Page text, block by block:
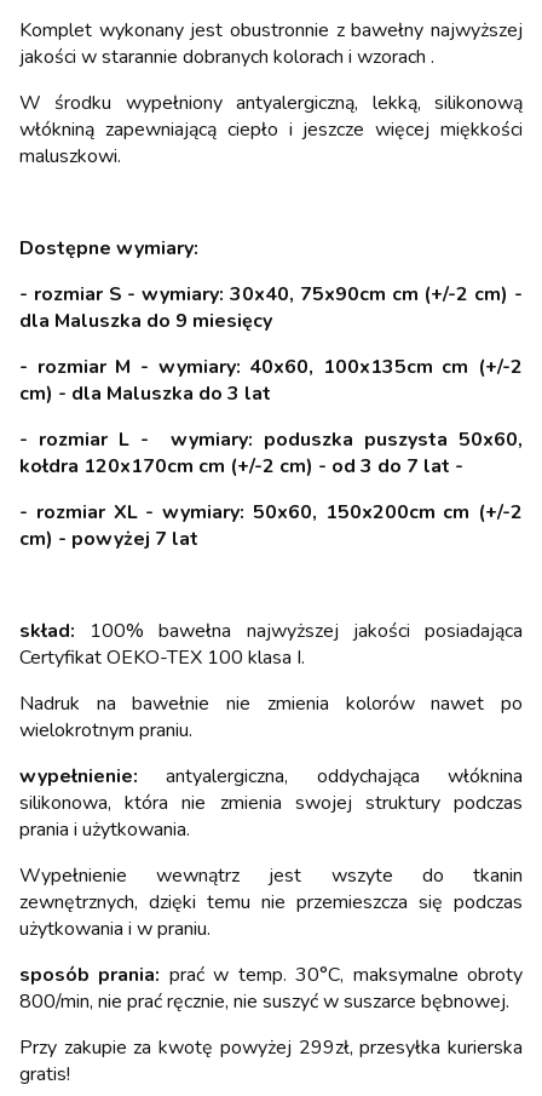
Komplet wykonany jest obustronnie z bawełny najwyższej
jakości w starannie dobranych kolorach i wzorach .
W środku wypełniony antyalergiczną, lekką, silikonową
włókniną zapewniającą ciepło i jeszcze więcej miękkości
maluszkowi.
Dostępne wymiary:
- rozmiar S - wymiary: 30x40, 75x90cm cm (+/-2 cm) -
dla Maluszka do 9 miesięcy
- rozmiar M - wymiary: 40x60, 100x135cm cm (+/-2
cm) - dla Maluszka do 3 lat
- rozmiar L - wymiary: poduszka puszysta 50x60,
kołdra 120x170cm cm (+/-2 cm) - od 3 do 7 lat -
- rozmiar XL - wymiary: 50x60, 150x200cm cm (+/-2
cm) - powyżej 7 lat
skład: 100% bawełna najwyższej jakości posiadająca
Certyfikat OEKO-TEX 100 klasa I.
Nadruk na bawełnie nie zmienia kolorów nawet po
wielokrotnym praniu.
wypełnienie: antyalergiczna, oddychająca włóknina
silikonowa, która nie zmienia swojej struktury podczas
prania i użytkowania.
Wypełnienie wewnątrz jest wszyte do tkanin
zewnętrznych, dzięki temu nie przemieszcza się podczas
użytkowania i w praniu.
sposób prania: prać w temp. 30°C, maksymalne obroty
800/min, nie prać ręcznie, nie suszyć w suszarce bębnowej.
Przy zakupie za kwotę powyżej 299zł, przesyłka kurierska
gratis!